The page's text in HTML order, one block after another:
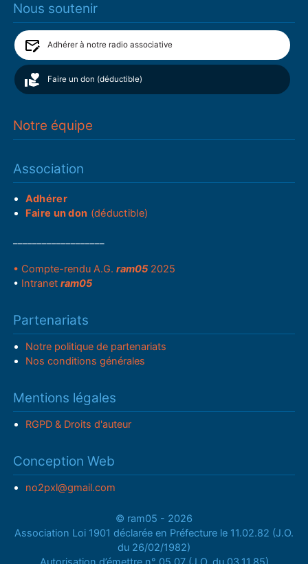
Nous soutenir
Adhérer à notre radio associative
Faire un don (déductible)
Notre équipe
Association
Adhérer
Faire un don (déductible)
• Compte-rendu A.G.ram05 2025
• Intranetram05
Partenariats
Notre politique de partenariats
Nos conditions générales
Mentions légales
RGPD & Droits d'auteur
Conception Web
no2pxl@gmail.com
© ram05 - 2026
Association Loi 1901 déclarée en Préfecture le 11.02.82 (J.O.
du 26/02/1982)